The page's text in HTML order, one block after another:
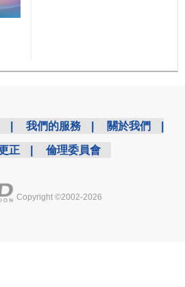
我們的服務 關於我們
正 倫理委員會
Copyright ©2002-2026